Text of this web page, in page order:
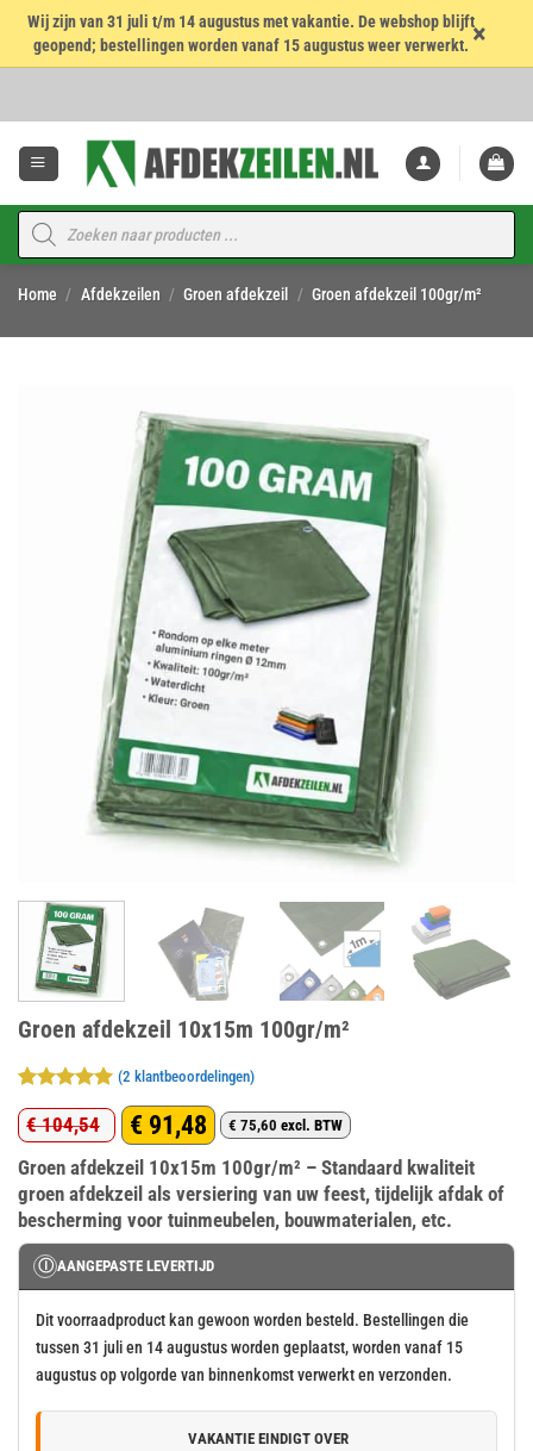
Wij zijn van 31 juli t/m 14 augustus met vakantie. De webshop blijft
geopend; bestellingen worden vanaf 15 augustus weer verwerkt. ×
Producten
zoeken
Home / Afdekzeilen / Groen afdekzeil / Groen afdekzeil 100gr/m²
Groen afdekzeil 10x15m 100gr/m²
Gewaardeerd
5op 5
gebaseerd
op
2
klant
waarderingen
(2 klantbeoordelingen)
€104,54
Oorspronkelijke
prijs
was:
€ 104,54.
€ 91,48
Huidige
prijs
is:
€ 91,48.
€ 75,60 excl. BTW
Groen afdekzeil 10x15m 100gr/m² – Standaard kwaliteit
groen afdekzeil als versiering van uw feest, tijdelijk afdak of
bescherming voor tuinmeubelen, bouwmaterialen, etc.
Ⓘ AANGEPASTE LEVERTIJD
Dit voorraadproduct kan gewoon worden besteld. Bestellingen die
tussen 31 juli en 14 augustus worden geplaatst, worden vanaf 15
augustus op volgorde van binnenkomst verwerkt en verzonden.
VAKANTIE EINDIGT OVER